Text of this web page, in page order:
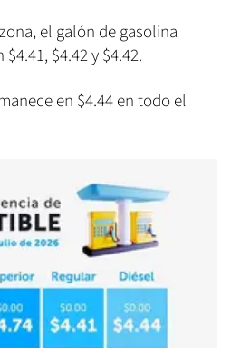
el galón de gasolina
$4.42 y $4.42.
en $4.44 en todo el